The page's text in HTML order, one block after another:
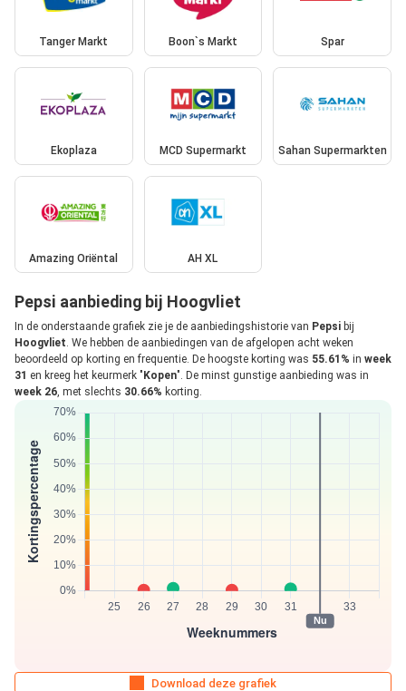
Tanger Markt Boon`s Markt Spar
Ekoplaza MCD Supermarkt Sahan Supermarkten
Amazing Oriëntal AH XL
Pepsi aanbieding bij Hoogvliet
In de onderstaande grafiek zie je de aanbiedingshistorie van Pepsi bij
Hoogvliet. We hebben de aanbiedingen van de afgelopen acht weken
beoordeeld op korting en frequentie. De hoogste korting was 55.61% in week
31 en kreeg het keurmerk " Kopen". De minst gunstige aanbieding was in
week 26, met slechts 30.66% korting.
Download deze grafiek